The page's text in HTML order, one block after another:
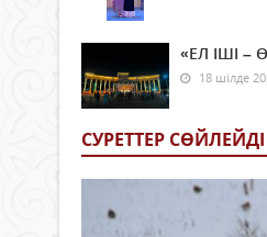
«ЕЛ ІШІ –
18 шілде
СУРЕТТЕР СӨЙЛЕЙДI